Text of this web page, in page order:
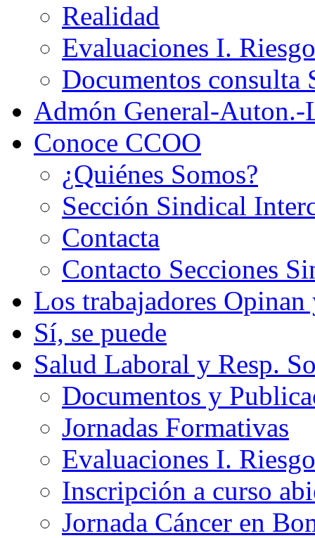
Realidad
Evaluaciones I.
Documentos consulta
Admón General-Auton.-
Conoce CCOO
¿Quiénes Somos?
Sección Sindical
Contacta
Contacto Secciones
Los trabajadores Opinan
Sí, se puede
Salud Laboral y Resp.
Documentos y
Jornadas Formativas
Evaluaciones I.
Inscripción a curso
Jornada Cáncer en